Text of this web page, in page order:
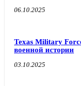
06.10.2025
Texas Military
военной истории
03.10.2025